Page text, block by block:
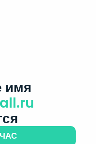
имя